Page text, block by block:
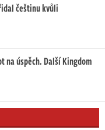
češtinu kvůli
na úspěch. Další Kingdom